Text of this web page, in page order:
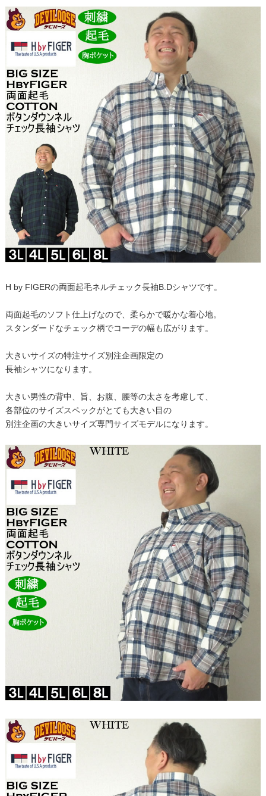
H by FIGERの両面起毛ネルチェック長袖B.Dシャツです。
両面起毛のソフト仕上げなので、柔らかで暖かな着心地。
スタンダードなチェック柄でコーデの幅も広がります。
大きいサイズの特注サイズ別注企画限定の
長袖シャツになります。
大きい男性の背中、旨、お腹、腰等の太さを考慮して、
各部位のサイズスペックがとても大きい目の
別注企画の大きいサイズ専門サイズモデルになります。